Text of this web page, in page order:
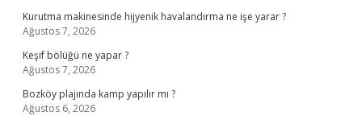
Kurutma makinesinde hijyenik havalandırma ne işe yarar ?
Ağustos 7, 2026
Keşif bölüğü ne yapar ?
Ağustos 7, 2026
Bozköy plajında kamp yapılır mı ?
Ağustos 6, 2026